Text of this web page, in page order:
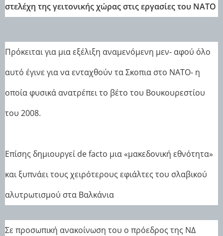
στελέχη της γειτονικής χώρας στις εργασίες του ΝΑΤΟ
Πρόκειται για μια εξέλιξη αναμενόμενη μεν- αφού όλο
αυτό έγινε για να ενταχθούν τα Σκοπια στο ΝΑΤΟ- η
οποία φυσικά ανατρέπει το βέτο του Βουκουρεστίου
του 2008.
Επίσης δημιουργεί de facto μια «μακεδονική εθνότητα»
και ξυπνάει τους χειρότερους εφιάλτες του σλαβικού
αλυτρωτισμού στα Βαλκάνια
Σε προσωπική ανακοίνωση του ο πρόεδρος της ΝΔ